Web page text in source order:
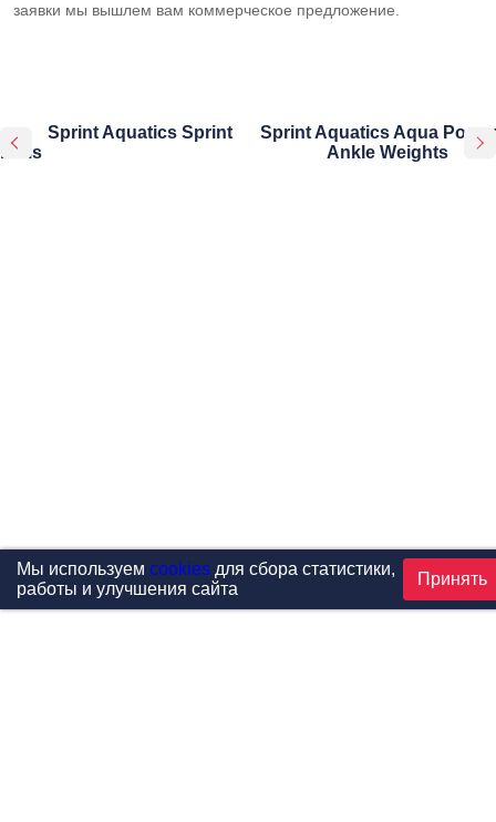
заявки мы вышлем вам коммерческое предложение.
Sprint Aquatics Sprint
Bells
Sprint Aquatics Aqua Power
Ankle Weights
Мы используем cookiesдля сбора статистики,
работы и улучшения сайта
Принять